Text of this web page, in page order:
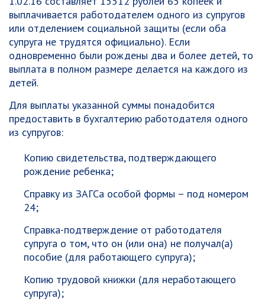
выплачивается работодателем одного из супругов
или отделением социальной защиты (если оба
супруга не трудятся официально). Если
одновременно были рождены два и более детей, то
выплата в полном размере делается на каждого из
детей.
Для выплаты указанной суммы понадобится
предоставить в бухгалтерию работодателя одного
из супругов:
Копию свидетельства, подтверждающего
рождение ребенка;
Справку из ЗАГСа особой формы – под номером
24;
Справка-подтверждение от работодателя
супруга о том, что он (или она) не получал(а)
пособие (для работающего супруга);
Копию трудовой книжки (для неработающего
супруга);